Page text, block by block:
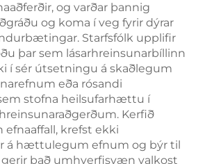
og varðar þannig
og koma í veg fyrir dýrar
Starfsfólk upplifir
þar sem lásarhreinsunarbíllinn
í sér útsetningu á skaðlegum
eða rósandi
stofna heilsufarhættu í
Kerfið
efnaaffall, krefst ekki
á hættulegum efnum og býr til
gerir það umhverfisvæn valkost